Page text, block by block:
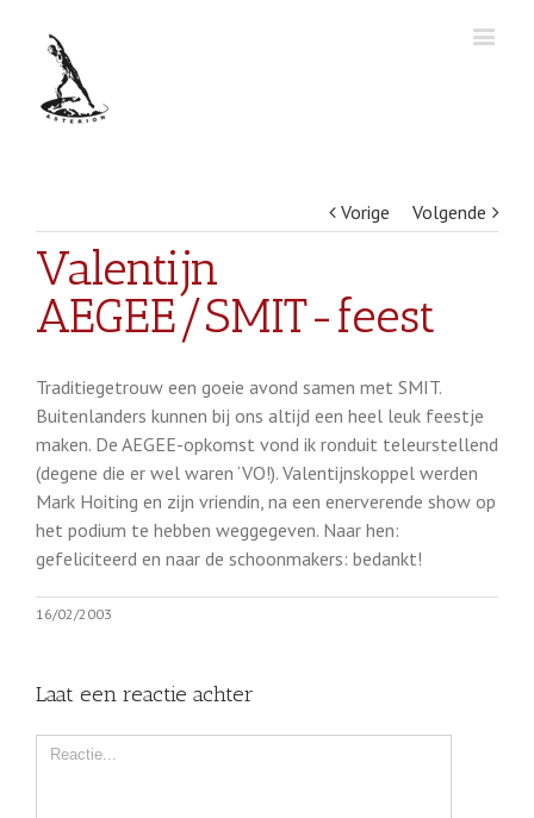
Vorige Volgende
Valentijn
AEGEE/SMIT-feest
Traditiegetrouw een goeie avond samen met SMIT.
Buitenlanders kunnen bij ons altijd een heel leuk feestje
maken. De AEGEE-opkomst vond ik ronduit teleurstellend
(degene die er wel waren ‘VO!). Valentijnskoppel werden
Mark Hoiting en zijn vriendin, na een enerverende show op
het podium te hebben weggegeven. Naar hen:
gefeliciteerd en naar de schoonmakers: bedankt!
16/02/2003
Laat een reactie achter
Comment